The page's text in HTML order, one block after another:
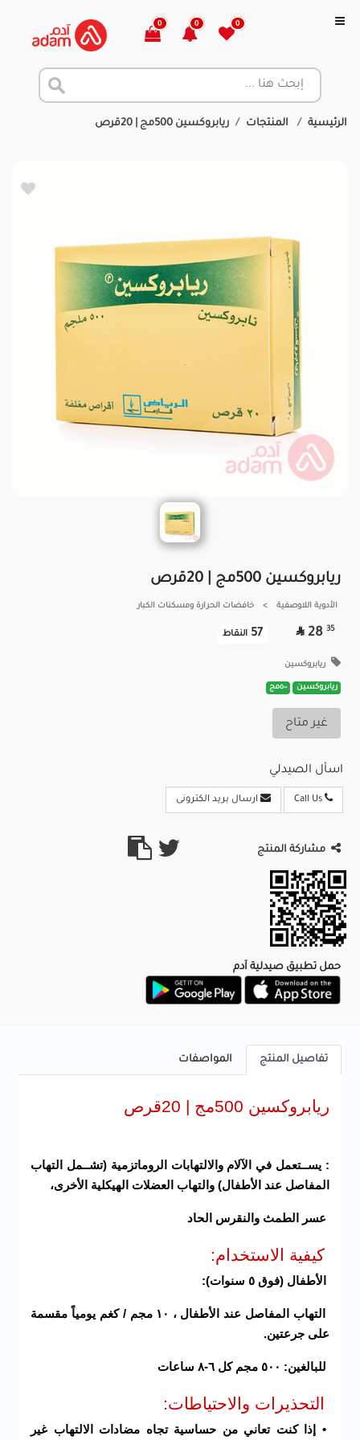
0
0
0
الرئيسية المنتجات ريابروكسين 500مج | 20قرص
ريابروكسين 500مج | 20قرص
الأدوية اللاوصفية > خافضات الحرارة ومسكنات الكبار
35
28

57 النقاط
ريابروكسين
ريابروكسين ٥٠٠مج
غير متاح
اسأل الصيدلي
ارسال بريد الكترونى
مشاركة المنتج
حمل تطبيق صيدلية آدم
تفاصيل المنتج المواصفات
ريابروكسين 500مج | 20قرص
: يســتعمل في الآلام والالتهابات الروماتزمية (تشــمل التهاب
المفاصل عند الأطفال) والتهاب العضلات الهيكلية الأخرى،
عسر الطمث والنقرس الحاد
كيفية الاستخدام:
الأطفال (فوق ٥ سنوات):
التهاب المفاصل عند الأطفال ، ١٠ مجم / كغم يومياً مقسمة
على جرعتين.
للبالغين: ٥٠٠ مجم كل ٦-٨ ساعات
التحذيرات والاحتياطات:
• إذا كنت تعاني من حساسية تجاه مضادات الالتهاب غير